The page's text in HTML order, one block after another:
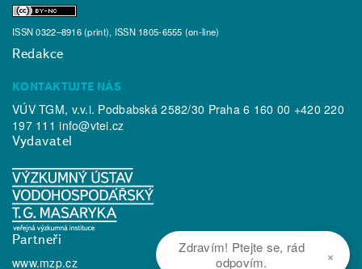
ISSN 0322–8916 (print), ISSN 1805-6555 (on-line)
Redakce
KONTAKTUJTE NÁS
VÚV TGM, v.v.i. Podbabská 2582/30 Praha 6 160 00 +420 220
197 111info@vtei.cz
Vydavatel
Partneři
www.mzp.cz
Zdravím! Ptejte se, rád
odpovím.
×